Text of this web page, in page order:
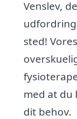
Venslev,
sted!
med at du
dit behov.